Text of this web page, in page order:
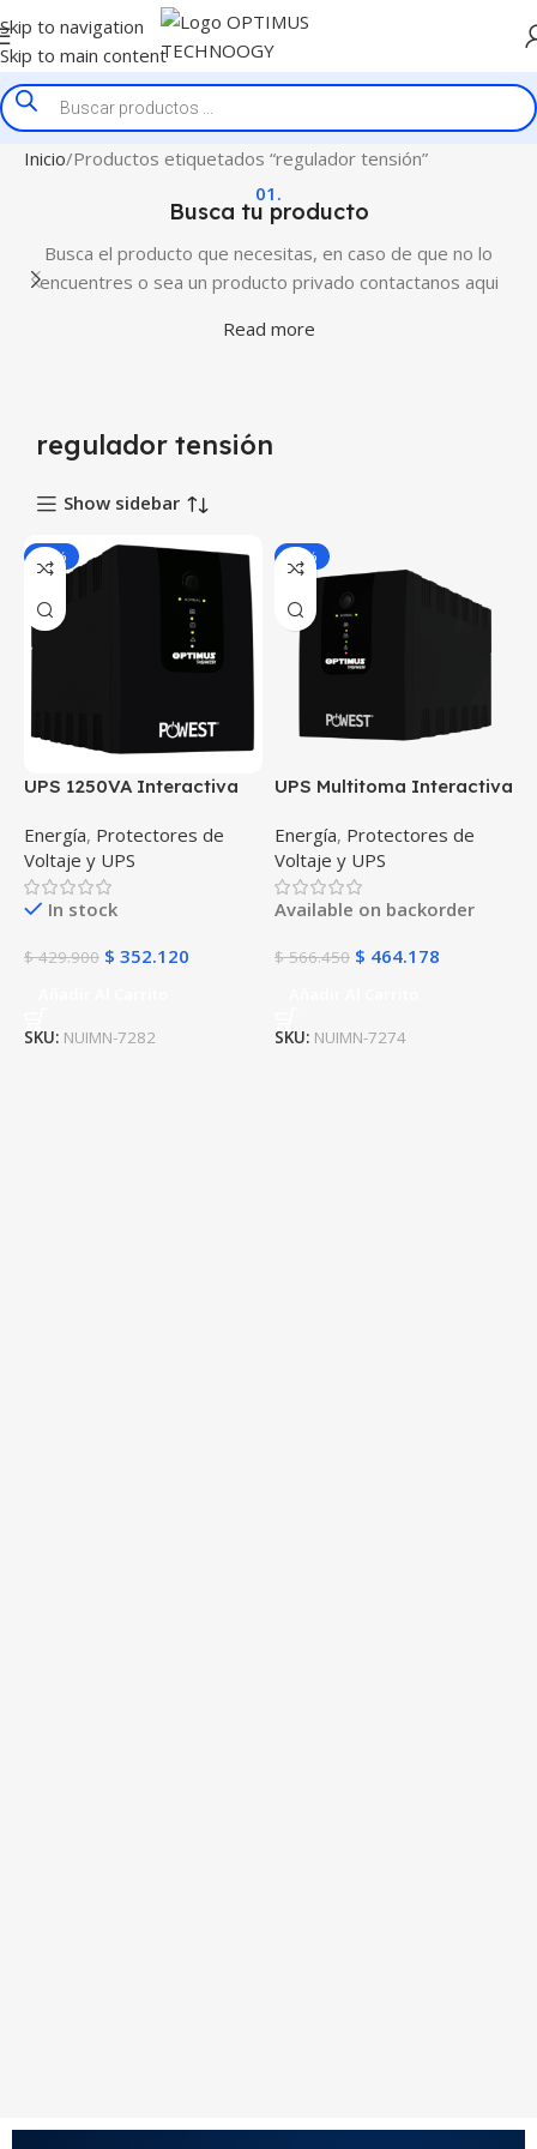
Skip to navigation
Skip to main content
Inicio Productos etiquetados “regulador tensión”
01.
Busca tu producto
Busca el producto que necesitas, en caso de que no lo
encuentres o sea un producto privado contactanos aqui
Read more
regulador tensión
Show sidebar
-18%
UPS 1250VA Interactiva
regulador de tensión AVR
respaldo independiente
protección apagones
Energía, Protectores de
Voltaje y UPS
In stock
$429.900 $ 352.120
SKU: NUIMN-7282
-18%
UPS Multitoma Interactiva
Salidas regulador de
tensión AVR protección
apagones contra picos de
voltaje
Energía, Protectores de
Voltaje y UPS
Available on backorder
$566.450 $ 464.178
SKU: NUIMN-7274